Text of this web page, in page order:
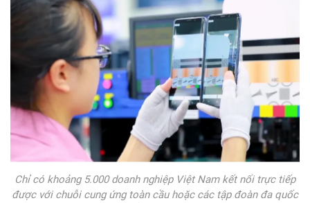
Chỉ có khoảng 5.000 doanh nghiệp Việt Nam kết nối trực tiếp
được với chuỗi cung ứng toàn cầu hoặc các tập đoàn đa quốc